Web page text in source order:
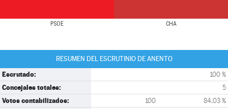
PSOE CHA
RESUMEN DEL ESCRUTINIO DE ANENTO
Escrutado: 100 %
Concejales totales: 5
Votos contabilizados: 100 84,03 %